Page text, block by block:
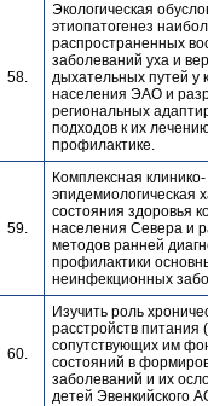
58.
Экологическая
этиопатогенез
распространенных
заболеваний уха и
дыхательных путей у
населения ЭАО и
региональных
подходов к их
профилактике.
59.
Комплексная клинико-
эпидемиологическая
состояния здоровья
населения Севера и
методов ранней
профилактики
неинфекционных
60.
Изучить роль
расстройств питания
сопутствующих им
состояний в
заболеваний и их
детей Эвенкийского